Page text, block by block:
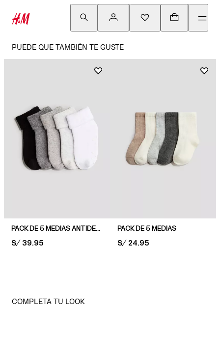
PUEDE QUE TAMBIÉN TE GUSTE
PACK DE 5 MEDIAS ANTIDESLIZANTES
PRICE:
S/ 39.95
PACK DE 5 MEDIAS
PRICE:
S/ 24.95
COMPLETA TU LOOK